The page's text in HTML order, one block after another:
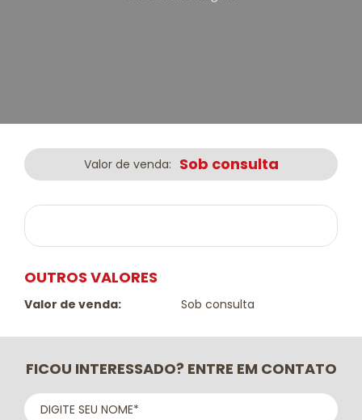
Valor de venda: Sob consulta
OUTROS VALORES
Valor de venda: Sob consulta
FICOU INTERESSADO? ENTRE EM CONTATO